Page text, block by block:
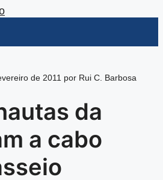
de 2011 por Rui C. Barbosa
da
a cabo